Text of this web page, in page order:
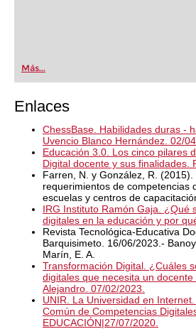
Más...
Enlaces
ChessBase. Habilidades duras -
Uvencio Blanco Hernández. 02/
Educación 3.0. Los cinco pilares
Digital docente y sus finalidades.
Farren, N. y González, R.
requerimientos de competencias
escuelas y centros de
IRG Instituto Ramón Gaja. ¿Qué
digitales en la educación y por
Revista Tecnológica-Educativa
Barquisimeto. 16/06/2023.-
Marín, E. A.
Transformación Digital. ¿Cuáles
digitales que necesita un
Alejandro. 07/02/2023.
UNIR. La Universidad en
Común de Competencias
EDUCACIÓN|27/07/2020.